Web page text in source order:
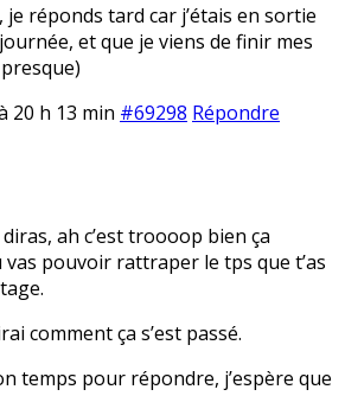
je réponds tard car j’étais en sortie
et que je viens de finir mes
20 h 13 min #69298 Répondre
diras, ah c’est troooop bien ça
vas pouvoir rattraper le tps que t’as
comment ça s’est passé.
temps pour répondre, j’espère que